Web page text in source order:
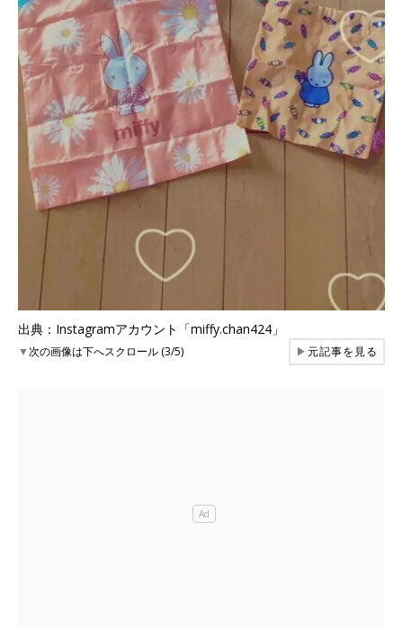
出典：Instagramアカウント「miffy.chan424」
▼次の画像は下へスクロール (3/5) ▶元記事を見る